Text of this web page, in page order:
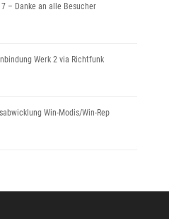
– Danke an alle Besucher
Werk 2 via Richtfunk
Win-Modis/Win-Rep